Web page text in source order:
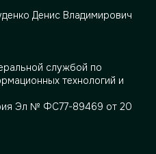
Денис Владимирович
службой по
технологий и
Эл № ФС77-89469 от 20